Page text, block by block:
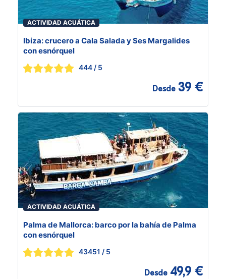
ACTIVIDAD ACUÁTICA
Ibiza: crucero a Cala Salada y Ses Margalides
con esnórquel
444 / 5
Desde 39 €
ACTIVIDAD ACUÁTICA
Palma de Mallorca: barco por la bahía de Palma
con esnórquel
43451 / 5
Desde 49,9 €